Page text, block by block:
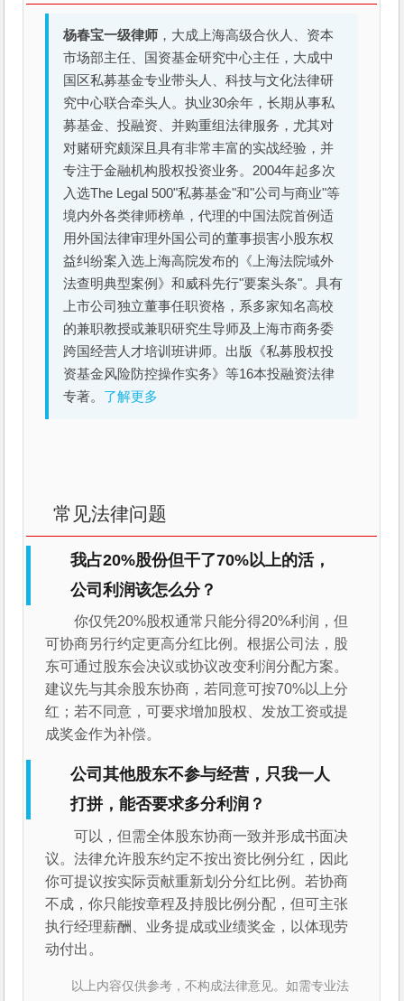
杨春宝一级律师 ，大成上海高级合伙人、资本
市场部主任、国资基金研究中心主任，大成中
国区私募基金专业带头人、科技与文化法律研
究中心联合牵头人。执业30余年，长期从事私
募基金、投融资、并购重组法律服务，尤其对
对赌研究颇深且具有非常丰富的实战经验，并
专注于金融机构股权投资业务。2004年起多次
入选The Legal 500"私募基金"和"公司与商业"等
境内外各类律师榜单，代理的中国法院首例适
用外国法律审理外国公司的董事损害小股东权
益纠纷案入选上海高院发布的《上海法院域外
法查明典型案例》和威科先行"要案头条"。具有
上市公司独立董事任职资格，系多家知名高校
的兼职教授或兼职研究生导师及上海市商务委
跨国经营人才培训班讲师。出版《私募股权投
资基金风险防控操作实务》等16本投融资法律
专著。 了解更多
常见法律问题
我占20%股份但干了70%以上的活，
公司利润该怎么分？
你仅凭20%股权通常只能分得20%利润，但
可协商另行约定更高分红比例。根据公司法，股
东可通过股东会决议或协议改变利润分配方案。
建议先与其余股东协商，若同意可按70%以上分
红；若不同意，可要求增加股权、发放工资或提
成奖金作为补偿。
公司其他股东不参与经营，只我一人
打拼，能否要求多分利润？
可以，但需全体股东协商一致并形成书面决
议。法律允许股东约定不按出资比例分红，因此
你可提议按实际贡献重新划分分红比例。若协商
不成，你只能按章程及持股比例分配，但可主张
执行经理薪酬、业务提成或业绩奖金，以体现劳
动付出。
以上内容仅供参考，不构成法律意见。如需专业法